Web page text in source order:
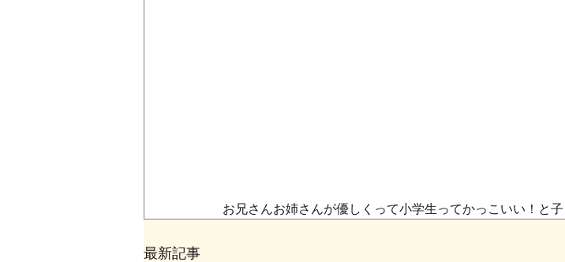
お兄さんお姉さんが優しくって小学生ってかっこいい！と
最新記事